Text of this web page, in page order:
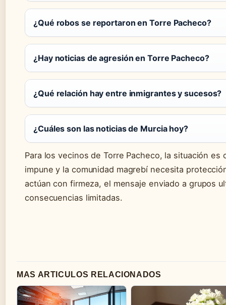
¿Qué robos se reportaron en Torre Pacheco?
¿Hay noticias de agresión en Torre Pacheco?
¿Qué relación hay entre inmigrantes y sucesos?
¿Cuáles son las noticias de Murcia hoy?
Para los vecinos de Torre Pacheco, la situación
impune y la comunidad magrebí necesita
actúan con firmeza, el mensaje enviado a grupos
consecuencias limitadas.
MAS ARTICULOS RELACIONADOS